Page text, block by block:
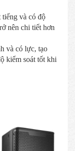
tiếng và có độ
nên chi tiết hơn
và có lực, tạo
kiểm soát tốt khi